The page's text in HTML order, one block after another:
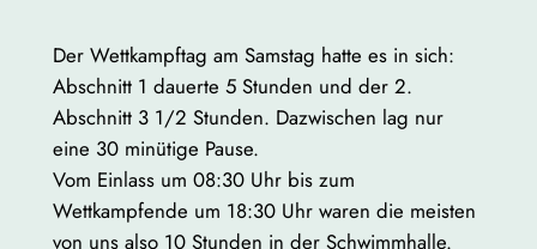
Der Wettkampftag am Samstag hatte es in sich:
Abschnitt 1 dauerte 5 Stunden und der 2.
Abschnitt 3 1/2 Stunden. Dazwischen lag nur
eine 30 minütige Pause.
Vom Einlass um 08:30 Uhr bis zum
Wettkampfende um 18:30 Uhr waren die meisten
von uns also 10 Stunden in der Schwimmhalle.